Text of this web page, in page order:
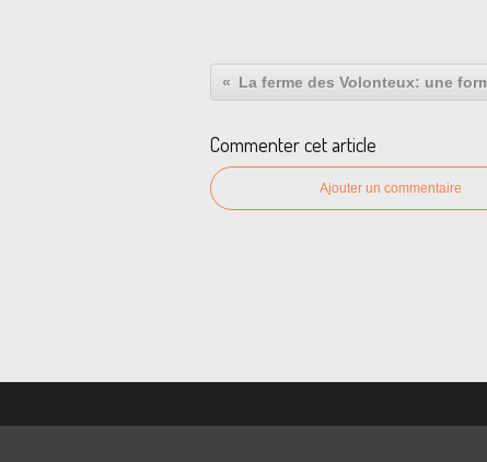
Commenter cet article
Ajouter un commentaire